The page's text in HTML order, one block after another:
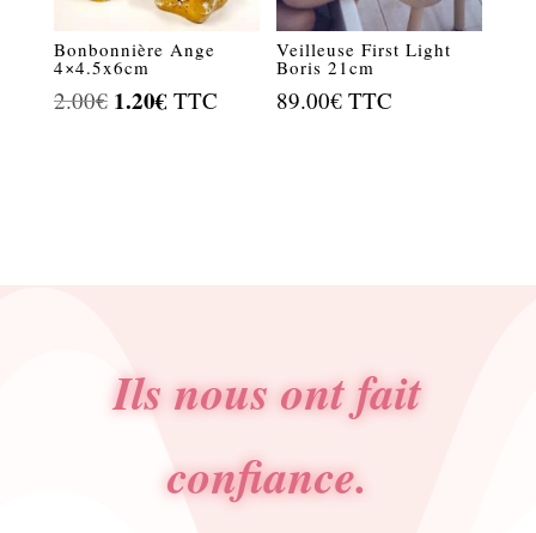
Bonbonnière Ange
4×4.5x6cm
2.00€ Le
1.20€Le
TTC
Veilleuse First Light
Boris 21cm
89.00€ TTC
Ils nous ont fait
confiance.